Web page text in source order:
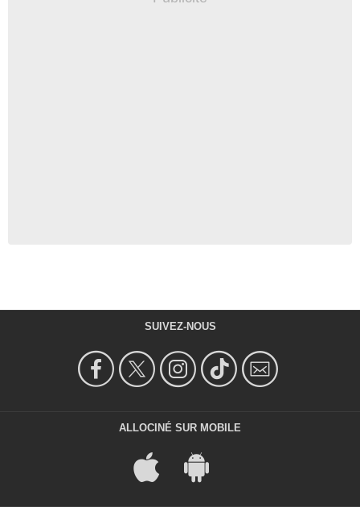
SUIVEZ-NOUS
ALLOCINÉ SUR MOBILE